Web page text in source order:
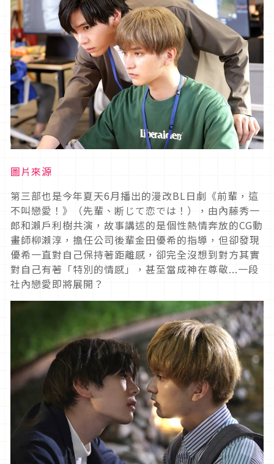
圖片來源
第三部也是今年夏天6月播出的漫改BL日劇《前輩，這
不叫戀愛！》（先輩、断じて恋では！），由內藤秀一
郎和瀨戶利樹共演，故事講述的是個性熱情奔放的CG動
畫師柳瀨淳，擔任公司後輩金田優希的指導，但卻發現
優希一直對自己保持著距離感，卻完全沒想到對方其實
對自己有著「特別的情感」，甚至當成神在尊敬...一段
社內戀愛即將展開？